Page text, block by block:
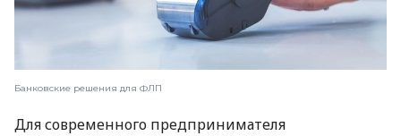
Банковские решения для ФЛП
Для современного предпринимателя